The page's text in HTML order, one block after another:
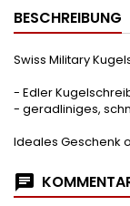
BESCHREIBUNG
Swiss Military
- Edler
- geradliniges,
Ideales Geschenk